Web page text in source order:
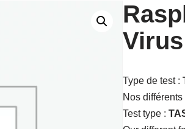
Type de test :
Nos
Test type :